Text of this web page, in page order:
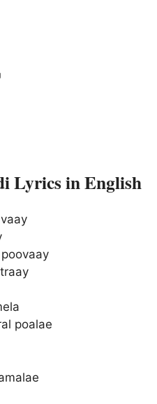
Lyrics in English
poalae